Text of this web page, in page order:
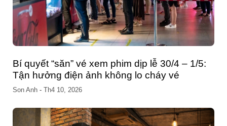
Công nghệ biến tần ở máy nén khí trục vít là
gì? Có lợi gì trong công nghiệp?